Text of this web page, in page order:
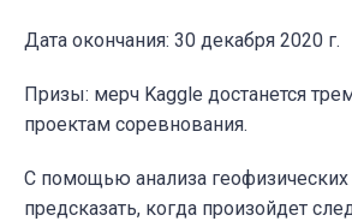
Дата окончания: 30 декабря 2020 г.
Призы: мерч Kaggle достанется
проектам соревнования.
С помощью анализа
предсказать, когда произойдет